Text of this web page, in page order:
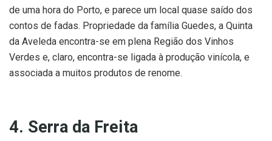
de uma hora do Porto, e parece um local quase saído dos
contos de fadas. Propriedade da família Guedes, a Quinta
da Aveleda encontra-se em plena Região dos Vinhos
Verdes e, claro, encontra-se ligada à produção vinícola, e
associada a muitos produtos de renome.
4. Serra da Freita